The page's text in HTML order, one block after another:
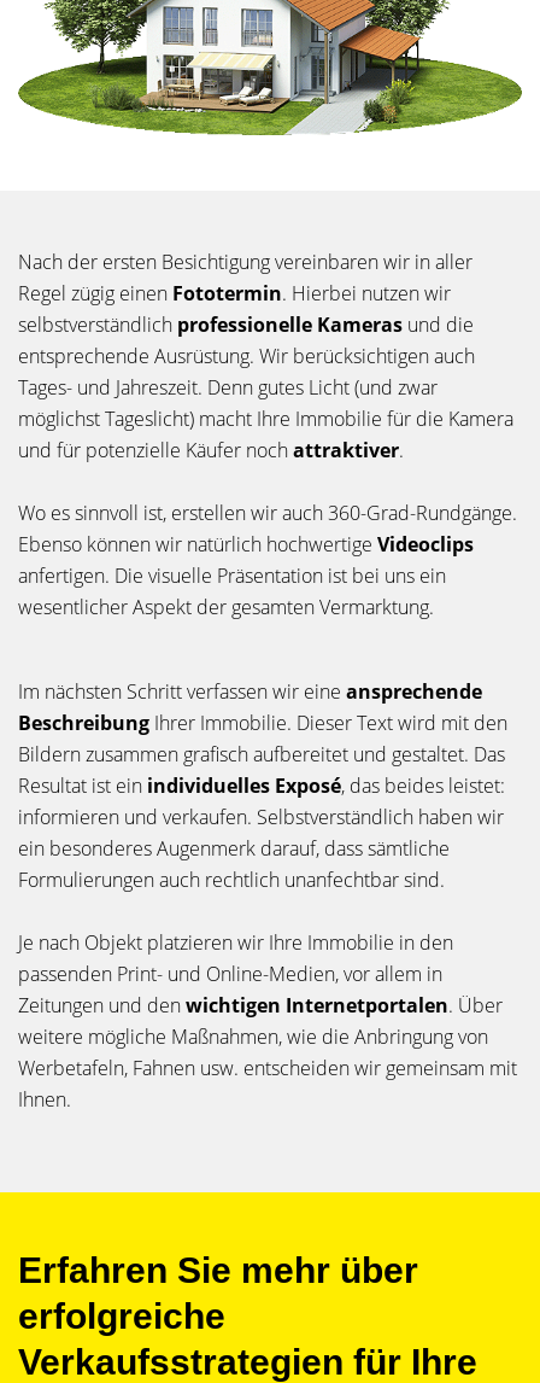
Nach der ersten Besichtigung vereinbaren wir in aller
Regel zügig einen Fototermin. Hierbei nutzen wir
selbstverständlich professionelle Kameras und die
entsprechende Ausrüstung. Wir berücksichtigen auch
Tages- und Jahreszeit. Denn gutes Licht (und zwar
möglichst Tageslicht) macht Ihre Immobilie für die Kamera
und für potenzielle Käufer nochattraktiver.
Wo es sinnvoll ist, erstellen wir auch 360-Grad-Rundgänge.
Ebenso können wir natürlich hochwertige Videoclips
anfertigen. Die visuelle Präsentation ist bei uns ein
wesentlicher Aspekt der gesamten Vermarktung.
Im nächsten Schritt verfassen wir eine ansprechende
Beschreibung Ihrer Immobilie. Dieser Text wird mit den
Bildern zusammen grafisch aufbereitet und gestaltet. Das
Resultat ist ein individuelles Exposé, das beides leistet:
informieren und verkaufen. Selbstverständlich haben wir
ein besonderes Augenmerk darauf, dass sämtliche
Formulierungen auch rechtlich unanfechtbar sind.
Je nach Objekt platzieren wir Ihre Immobilie in den
passenden Print- und Online-Medien, vor allem in
Zeitungen und denwichtigen Internetportalen. Über
weitere mögliche Maßnahmen, wie die Anbringung von
Werbetafeln, Fahnen usw. entscheiden wir gemeinsam mit
Ihnen.
Erfahren Sie mehr über
erfolgreiche
Verkaufsstrategien für Ihre